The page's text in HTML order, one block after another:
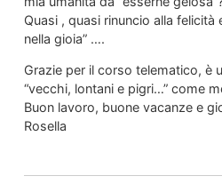
Quasi , quasi rinuncio alla felicità
nella gioia” ….
Grazie per il corso telematico, è
“vecchi, lontani e pigri…” come
Buon lavoro, buone vacanze e
Rosella